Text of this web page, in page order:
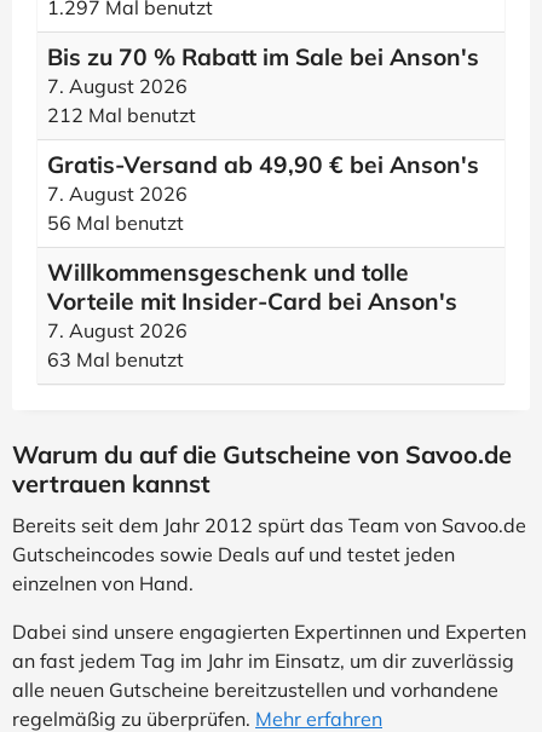
1.297 Mal benutzt
Bis zu 70 % Rabatt im Sale bei Anson's
7. August 2026
212 Mal benutzt
Gratis-Versand ab 49,90 € bei Anson's
7. August 2026
56 Mal benutzt
Willkommensgeschenk und tolle
Vorteile mit Insider-Card bei Anson's
7. August 2026
63 Mal benutzt
Warum du auf die Gutscheine von Savoo.de
vertrauen kannst
Bereits seit dem Jahr 2012 spürt das Team von Savoo.de
Gutscheincodes sowie Deals auf und testet jeden
einzelnen von Hand.
Dabei sind unsere engagierten Expertinnen und Experten
an fast jedem Tag im Jahr im Einsatz, um dir zuverlässig
alle neuen Gutscheine bereitzustellen und vorhandene
regelmäßig zu überprüfen. Mehr erfahren